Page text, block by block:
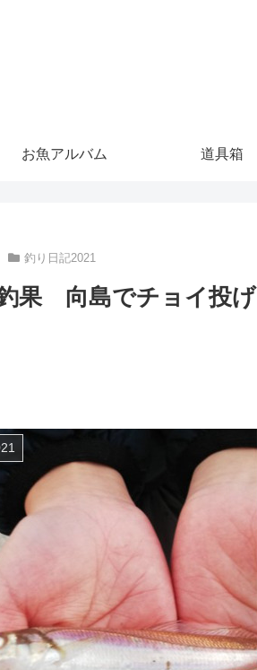
お魚アルバム 道具箱
釣り日記2021
果 向島でチョイ投げ